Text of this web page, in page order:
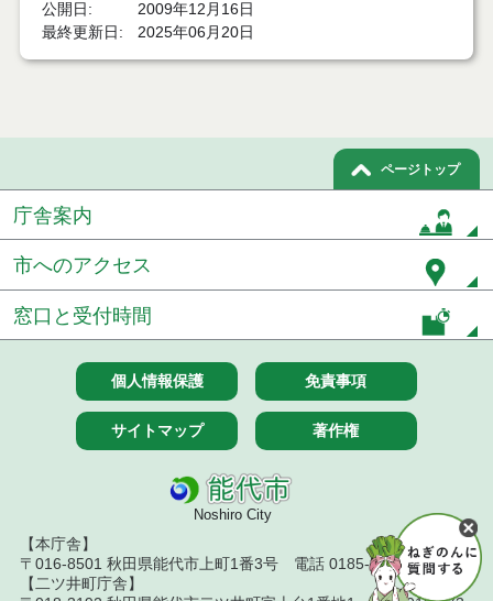
公開日
2009年12月16日
最終更新日
2025年06月20日
ページトップ
庁舎案内
市へのアクセス
窓口と受付時間
個人情報保護 免責事項
サイトマップ 著作権
Noshiro City
【本庁舎】
〒016-8501 秋田県能代市上町1番3号 電話 0185-52-2111
【二ツ井町庁舎】